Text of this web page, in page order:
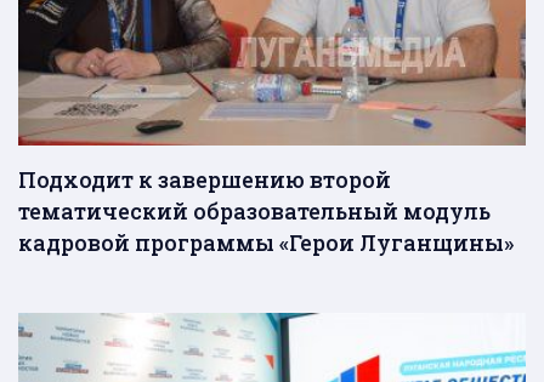
Подходит к завершению второй
тематический образовательный модуль
кадровой программы «Герои Луганщины»